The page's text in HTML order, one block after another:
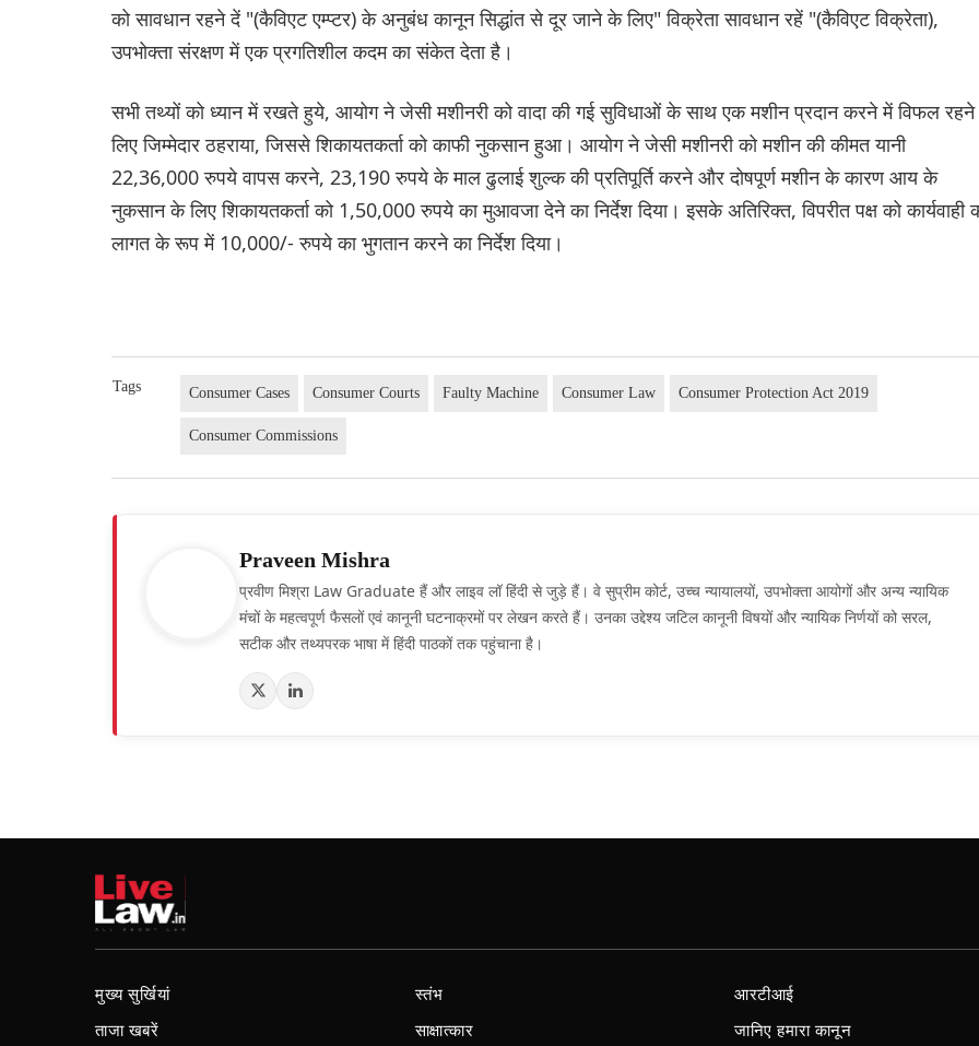
को सावधान रहने दें "(कैविएट एम्प्टर) के अनुबंध कानून सिद्धांत से दूर जाने के लिए" विक्रेता सावधान रहें "(कैविएट विक्रेता),
उपभोक्ता संरक्षण में एक प्रगतिशील कदम का संकेत देता है।
सभी तथ्यों को ध्यान में रखते हुये, आयोग ने जेसी मशीनरी को वादा की गई सुविधाओं के साथ एक मशीन प्रदान करने में विफल
लिए जिम्मेदार ठहराया, जिससे शिकायतकर्ता को काफी नुकसान हुआ। आयोग ने जेसी मशीनरी को मशीन की कीमत यानी
22,36,000 रुपये वापस करने, 23,190 रुपये के माल ढुलाई शुल्क की प्रतिपूर्ति करने और दोषपूर्ण मशीन के कारण आय के
नुकसान के लिए शिकायतकर्ता को 1,50,000 रुपये का मुआवजा देने का निर्देश दिया। इसके अतिरिक्त, विपरीत पक्ष को कार्यवाही
लागत के रूप में 10,000/- रुपये का भुगतान करने का निर्देश दिया।
Tags Consumer Cases Consumer Courts Faulty Machine Consumer Law Consumer Protection Act 2019
Consumer Commissions
Praveen Mishra
प्रवीण मिश्रा Law Graduate हैं और लाइव लॉ हिंदी से जुड़े हैं। वे सुप्रीम कोर्ट, उच्च न्यायालयों, उपभोक्ता आयोगों और अन्य न्यायिक
मंचों के महत्वपूर्ण फैसलों एवं कानूनी घटनाक्रमों पर लेखन करते हैं। उनका उद्देश्य जटिल कानूनी विषयों और न्यायिक निर्णयों को सरल,
सटीक और तथ्यपरक भाषा में हिंदी पाठकों तक पहुंचाना है।
मुख्य सुर्खियां
ताजा खबरें
स्तंभ
साक्षात्कार
आरटीआई
जानिए हमारा कानून